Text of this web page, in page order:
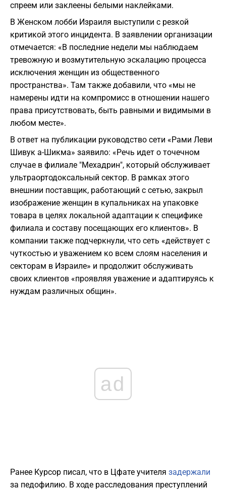
спреем или заклеены белыми наклейками.
В Женском лобби Израиля выступили с резкой
критикой этого инцидента. В заявлении организации
отмечается: «В последние недели мы наблюдаем
тревожную и возмутительную эскалацию процесса
исключения женщин из общественного
пространства». Там также добавили, что «мы не
намерены идти на компромисс в отношении нашего
права присутствовать, быть равными и видимыми в
любом месте».
В ответ на публикации руководство сети «Рами Леви
Шивук а-Шикма» заявило: «Речь идет о точечном
случае в филиале "Мехадрин", который обслуживает
ультраортодоксальный сектор. В рамках этого
внешнии поставщик, работающий с сетью, закрыл
изображение женщин в купальниках на упаковке
товара в целях локальной адаптации к специфике
филиала и составу посещающих его клиентов». В
компании также подчеркнули, что сеть «действует с
чуткостью и уважением ко всем слоям населения и
секторам в Израиле» и продолжит обслуживать
своих клиентов «проявляя уважение и адаптируясь к
нуждам различных общин».
ad
Ранее Курсор писал, что в Цфате учителя задержали
за педофилию. В ходе расследования преступлений